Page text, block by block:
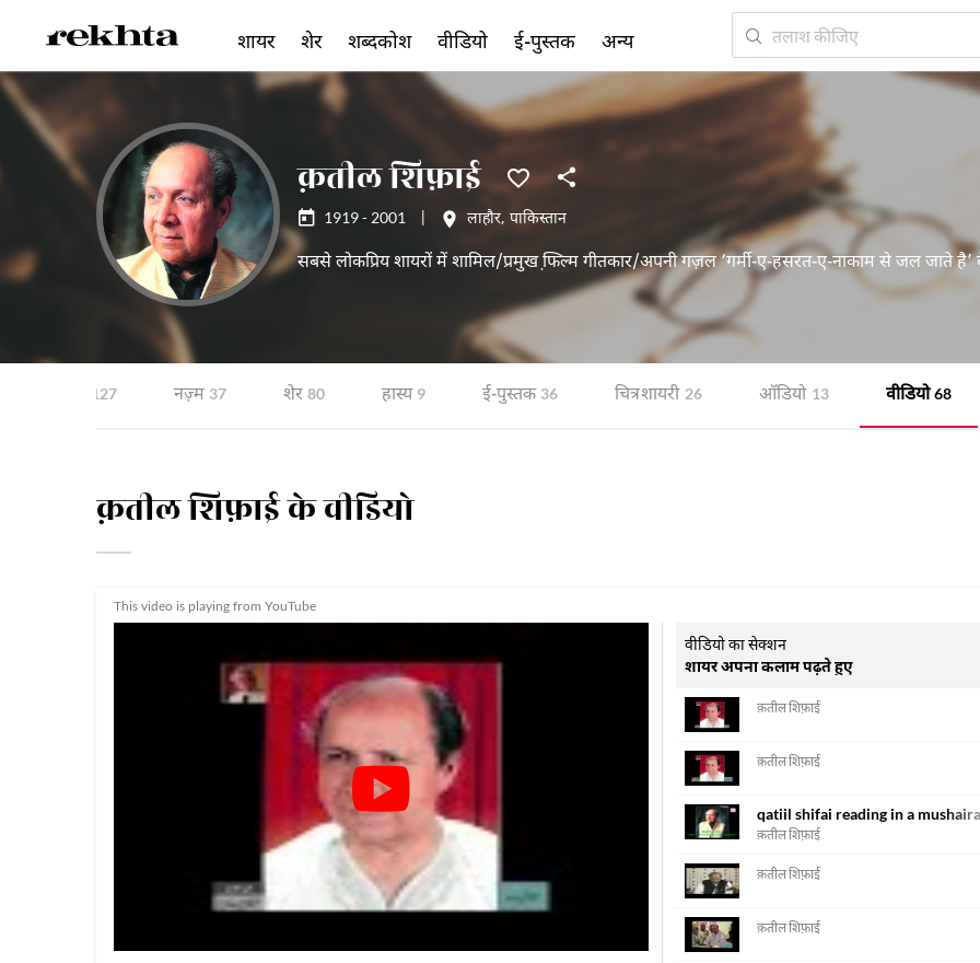
क़तील शिफ़ाई
1919 - 2001 लाहौर, पाकिस्तान
सबसे लोकप्रिय शायरों में शामिल/प्रमुख फि़ल्म गीतकार/अपनी गज़ल ‘गर्मी-ए-हसरत-ए-नाकाम से जल जाते है’
127 नज़्म 37 शेर 80 हास्य 9 ई-पुस्तक 36 चित्र शायरी 26 ऑडियो 13 वीडियो 68
क़तील शिफ़ाई के वीडियो
This video is playing from YouTube
वीडियो का सेक्शन
शायर अपना कलाम पढ़ते हुए
क़तील शिफ़ाई
क़तील शिफ़ाई
qatiil shifai reading in a mushaira
क़तील शिफ़ाई
क़तील शिफ़ाई
क़तील शिफ़ाई
शायर शेर शब्दकोश वीडियो ई-पुस्तक अन्य